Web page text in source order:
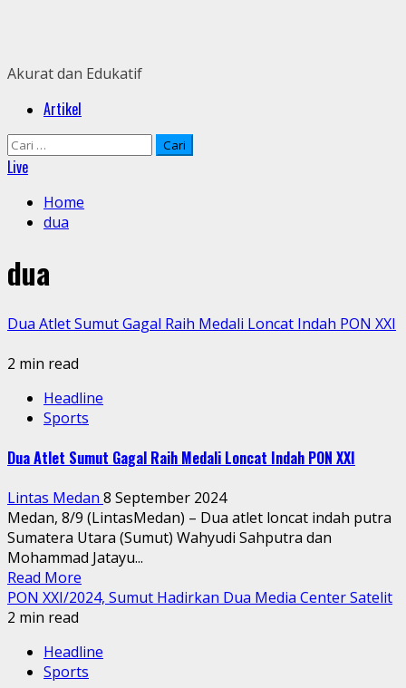
Akurat dan Edukatif
PrimaryArtikel
Cari
untuk:
Live
Home
dua
dua
Dua Atlet Sumut Gagal Raih Medali Loncat Indah PON XXI
2 min read
Headline
Sports
Dua Atlet Sumut Gagal Raih Medali Loncat Indah PON XXI
Lintas Medan 8 September 2024
Medan, 8/9 (LintasMedan) – Dua atlet loncat indah putra
Sumatera Utara (Sumut) Wahyudi Sahputra dan
Mohammad Jatayu...
Read More
PON XXI/2024, Sumut Hadirkan Dua Media Center Satelit
2 min read
Headline
Sports